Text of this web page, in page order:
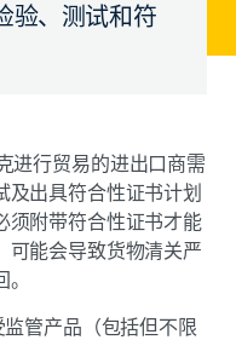
验、测试和符
进行贸易的进出口商需
出具符合性证书计划
须附带符合性证书才能
可能会导致货物清关严
管产品（包括但不限